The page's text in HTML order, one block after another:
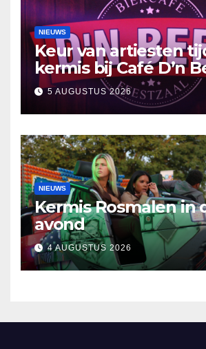
NIEUWS
Keur van artiesten
kermis bij Café D’n
5 AUGUSTUS 2026
NIEUWS
Kermis Rosmalen in
avond
4 AUGUSTUS 2026